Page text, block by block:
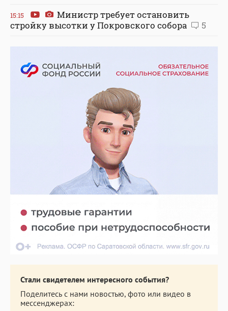
15:15
Министр требует остановить
стройку высотки у Покровского собора
5
Стали свидетелем интересного события?
Поделитесь с нами новостью, фото или видео в
мессенджерах: